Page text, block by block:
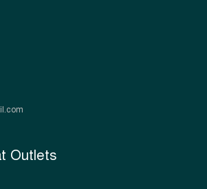
Outlets